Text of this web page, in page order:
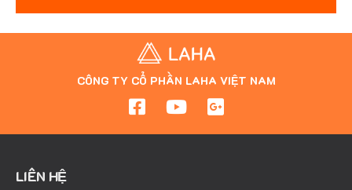
CÔNG TY CỔ PHẦN LAHA VIỆT NAM
LIÊN HỆ